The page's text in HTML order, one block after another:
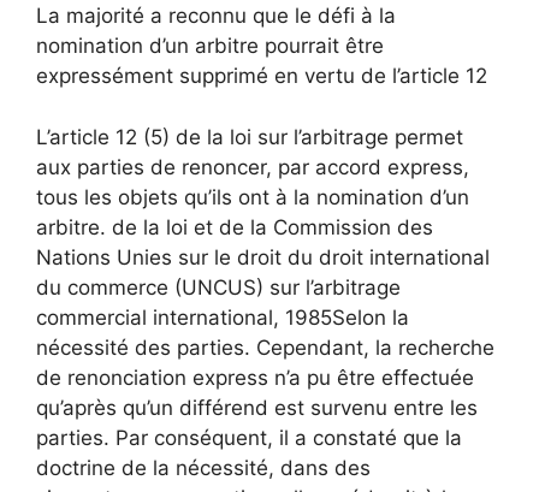
La majorité a reconnu que le défi à la
nomination d’un arbitre pourrait être
expressément supprimé en vertu de l’article 12
L’article 12 (5) de la loi sur l’arbitrage permet
aux parties de renoncer, par accord express,
tous les objets qu’ils ont à la nomination d’un
arbitre. de la loi et de la Commission des
Nations Unies sur le droit du droit international
du commerce (UNCUS) sur l’arbitrage
commercial international, 1985Selon la
nécessité des parties. Cependant, la recherche
de renonciation express n’a pu être effectuée
qu’après qu’un différend est survenu entre les
parties. Par conséquent, il a constaté que la
doctrine de la nécessité, dans des